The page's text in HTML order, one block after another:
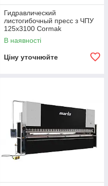
Гидравлический
листогибочный пресс з ЧПУ
125x3100 Cormak
В наявності
Ціну уточнюйте